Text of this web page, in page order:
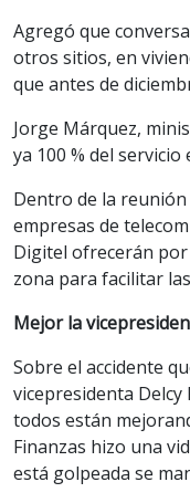
Agregó que
otros sitios, en
que antes de
Jorge Márquez,
ya 100 % del
Dentro de la
empresas de
Digitel ofrecerán por
zona para facilitar
Mejor la
Sobre el accidente
vicepresidenta
todos están
Finanzas hizo una
está golpeada se